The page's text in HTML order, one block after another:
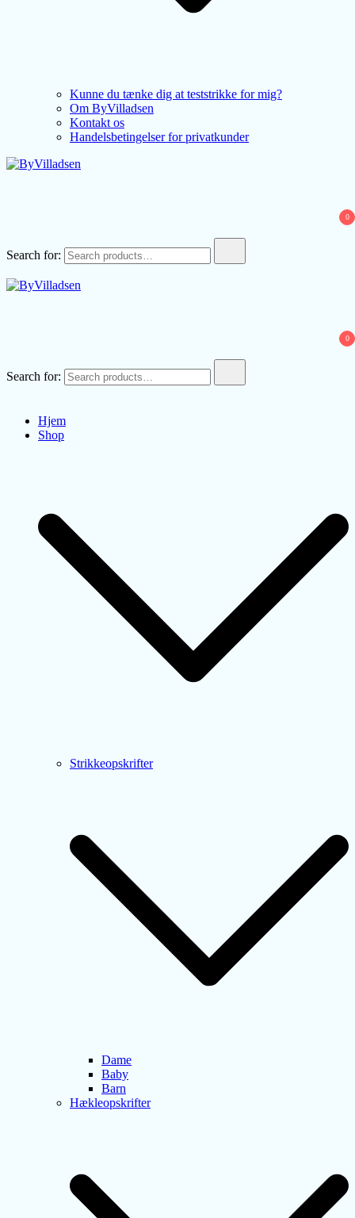
Kunne du tænke dig at teststrikke for mig?
Om ByVilladsen
Kontakt os
Handelsbetingelser for privatkunder
0
Search for:
0
Search for:
Hjem
Shop
Strikkeopskrifter
Dame
Baby
Barn
Hækleopskrifter